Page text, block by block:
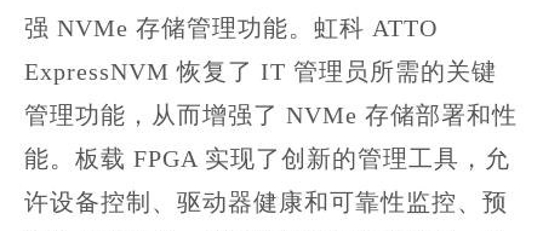
强 NVMe 存储管理功能。虹科 ATTO
ExpressNVM 恢复了 IT 管理员所需的关键
管理功能，从而增强了 NVMe 存储部署和性
能。板载 FPGA 实现了创新的管理工具，允
许设备控制、驱动器健康和可靠性监控、预